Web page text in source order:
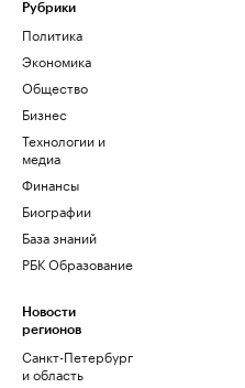
Рубрики
Политика
Экономика
Общество
Бизнес
Технологии и
медиа
Финансы
Биографии
База знаний
РБК Образование
Новости
регионов
Санкт-Петербург
и область